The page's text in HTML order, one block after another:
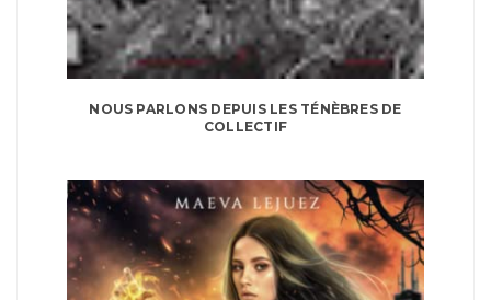
NOUS PARLONS DEPUIS LES TÉNÈBRES DE
COLLECTIF